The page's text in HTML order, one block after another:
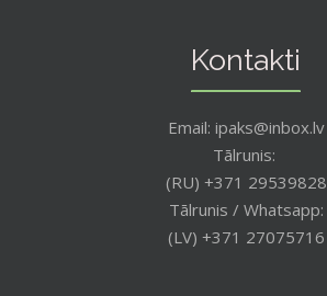
Kontakti
Email: ipaks@inbox.lv
Tālrunis:
(RU) +371 29539828
Tālrunis / Whatsapp:
(LV) +371 27075716